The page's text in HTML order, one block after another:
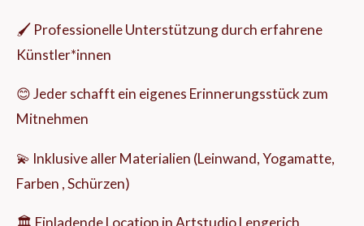
🖌️ Professionelle Unterstützung durch erfahrene
Künstler*innen
😊 Jeder schafft ein eigenes Erinnerungsstück zum
Mitnehmen
💫 Inklusive aller Materialien (Leinwand, Yogamatte,
Farben , Schürzen)
🏛️ Einladende Location in Artstudio Lengerich